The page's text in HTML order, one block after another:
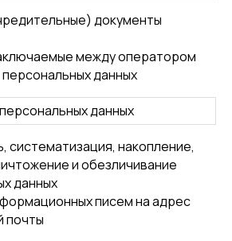
документы
между оператором
данных
данных
систематизация, накопление,
и обезличивание
данных
писем на адрес
почты